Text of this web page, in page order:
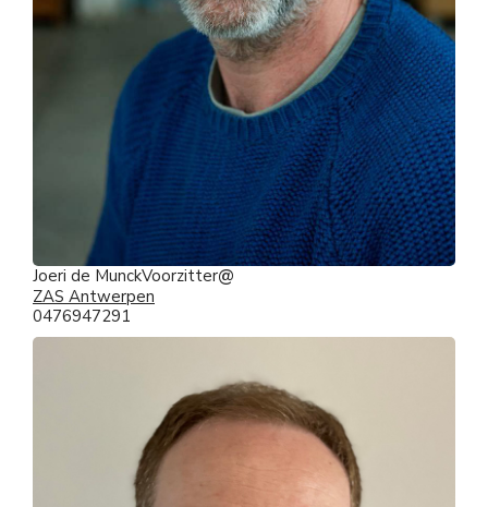
Joeri de MunckVoorzitter
ZAS Antwerpen
0476947291